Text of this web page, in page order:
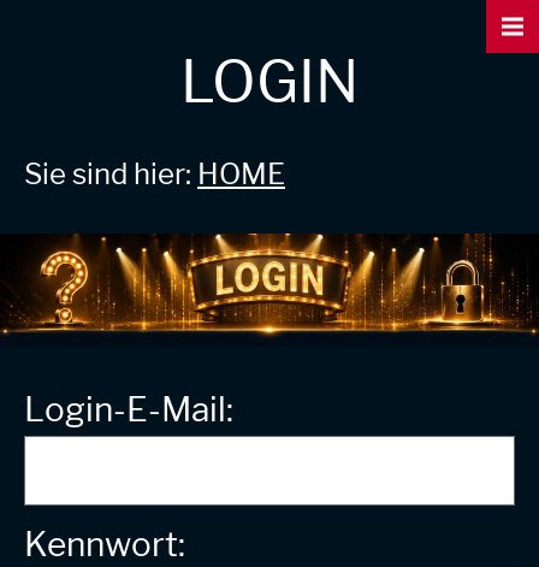
LOGIN
Sie sind hier: HOME
Login-E-Mail:
Kennwort: